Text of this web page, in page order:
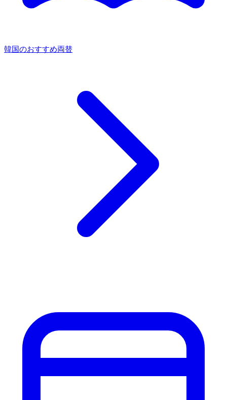
韓国のおすすめ両替